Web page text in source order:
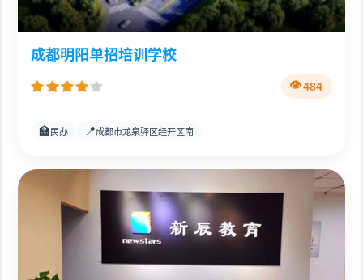
成都明阳单招培训学校
484
🏫 民办 📍成都市龙泉驿区经开区南